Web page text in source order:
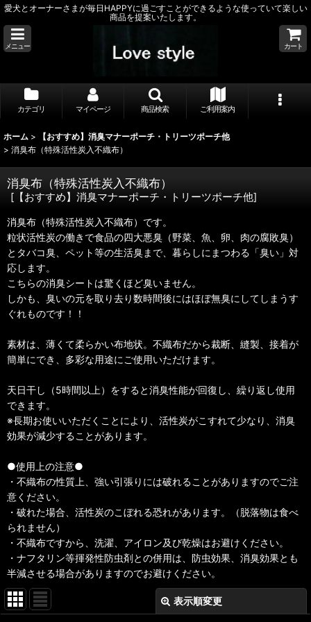
愛犬とオーナーさまが毎日HAPPYに過ごすことができるような使っていて楽しい
商品を提案いたします。
メニュー カート
カテゴリ マイページ 商品検索 ご利用案内
ホーム >
【おすすめ】消臭マナーポーチ・トリーツポーチ他
> 消臭布（特殊活性炭入不織布）
消臭布（特殊活性炭入不織布）
[ 【おすすめ】消臭マナーポーチ・トリーツポーチ他]
消臭布（特殊活性炭入不織布）です。
粒状活性炭の働きで食品の四大悪臭（野菜、魚、卵、肉の腐敗臭）
とタバコ臭、ペット等の生活臭まで、暮らしにまつわる「臭い」対
応します。
こちらの消臭シートは驚くほど臭いません。
しかも、臭いの元を取り去り数時間後にはほぼ無臭にしてしまうす
ぐれものです！！
素材は、薄くて柔らかい布地状。不織布だから裁断、縫製、接着が
簡単にでき、多彩な用途にご使用いただけます。
天日干し（5時間以上）をすると消臭性能が回復し、繰り返し使用
できます。
※長期お使いいただくことにより、活性炭がこすれて少なり、消臭
効果が減少することがあります。
●使用上の注意●
・不織布の性質上、強い引張りには破れることがありますのでご注
意ください。
・破れた場合、活性炭のこぼれる恐れがあります。（脱落物は食べ
られません）
・不織布ですから、洗濯、アイロン及び乾燥はお避けください。
・ナフタリン等揮発性防虫剤との併用は、防虫効果、消臭効果とも
半減させる場合がありますのでお避けください。
表示順変更